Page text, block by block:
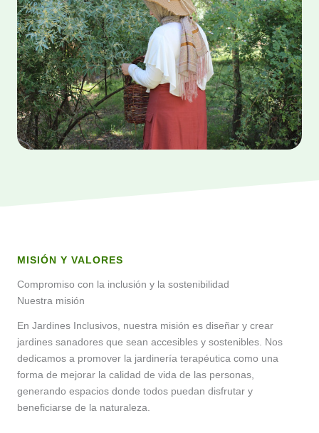
MISIÓN Y VALORES
Compromiso con la inclusión y la sostenibilidad
Nuestra misión
En Jardines Inclusivos, nuestra misión es diseñar y crear
jardines sanadores que sean accesibles y sostenibles. Nos
dedicamos a promover la jardinería terapéutica como una
forma de mejorar la calidad de vida de las personas,
generando espacios donde todos puedan disfrutar y
beneficiarse de la naturaleza.